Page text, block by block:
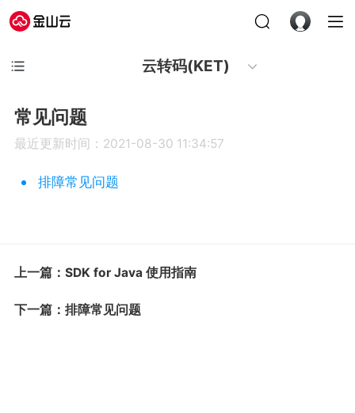
云转码(KET)
常见问题
最近更新时间：2021-08-30 11:34:57
排障常见问题
上一篇：SDK for Java 使用指南
下一篇：排障常见问题